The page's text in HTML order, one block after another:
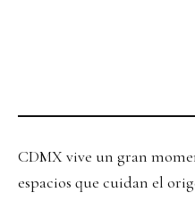
CDMX vive un gran
espacios que cuidan el